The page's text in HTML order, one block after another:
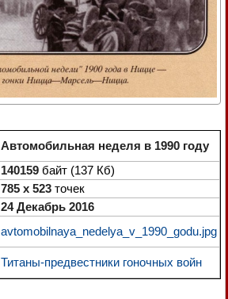
Автомобильная неделя в 1990 году
140159 байт (137 Кб)
785 x 523 точек
24 Декабрь 2016
avtomobilnaya_nedelya_v_1990_godu.jpg
Титаны-предвестники гоночных войн